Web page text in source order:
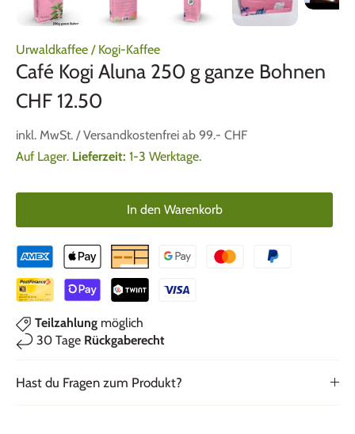
Urwaldkaffee / Kogi-Kaffee
Café Kogi Aluna 250 g ganze Bohnen
CHF 12.50
inkl. MwSt. / Versandkostenfrei ab 99.- CHF
Auf Lager. Lieferzeit: 1-3 Werktage.
In den Warenkorb
Teilzahlung möglich
30 Tage Rückgaberecht
Hast du Fragen zum Produkt?